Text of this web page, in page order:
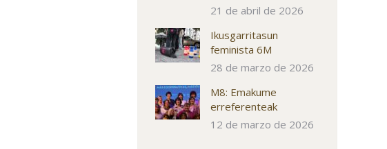
21 de abril de 2026
Ikusgarritasun
feminista 6M
28 de marzo de 2026
M8: Emakume
erreferenteak
12 de marzo de 2026